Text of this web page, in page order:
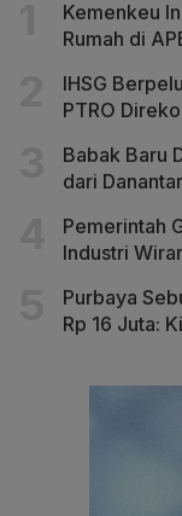
Kemenkeu
Rumah di
IHSG
PTRO
Babak Baru
dari
Pemerintah
Industri
Purbaya
Rp 16 Juta: